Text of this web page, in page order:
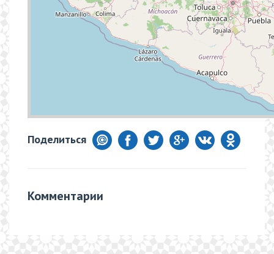
Поделиться
Комментарии